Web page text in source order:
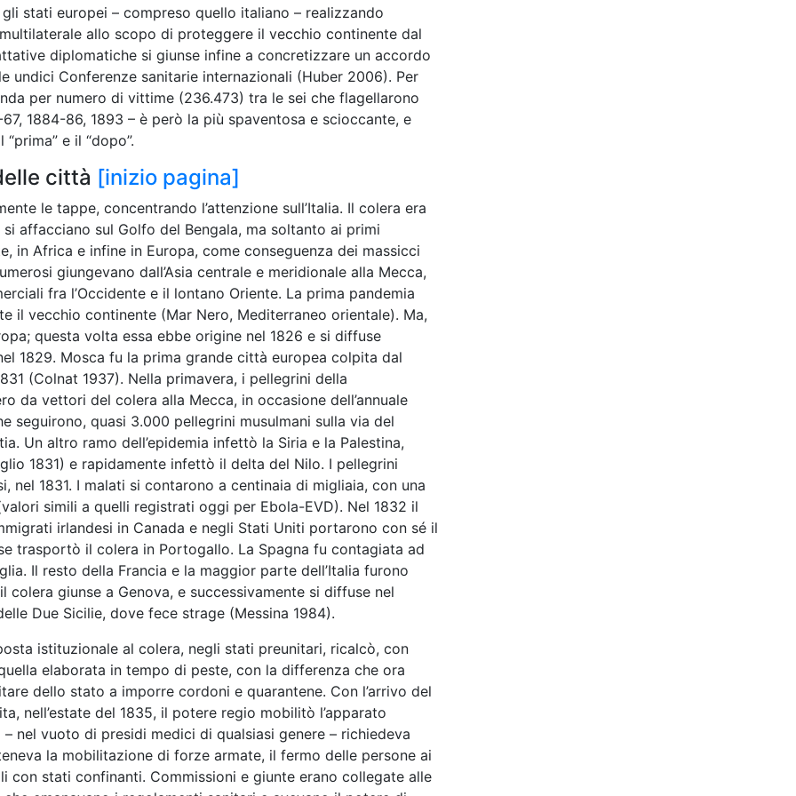
stati europei – compreso quello italiano – realizzando
allo scopo di proteggere il vecchio continente dal
diplomatiche si giunse infine a concretizzare un accordo
undici Conferenze sanitarie internazionali (Huber 2006). Per
per numero di vittime (236.473) tra le sei che flagellarono
1884-86, 1893 – è però la più spaventosa e scioccante, e
e il “dopo”.
città [inizio pagina]
le tappe, concentrando l’attenzione sull’Italia. Il colera era
affacciano sul Golfo del Bengala, ma soltanto ai primi
in Africa e infine in Europa, come conseguenza dei massicci
giungevano dall’Asia centrale e meridionale alla Mecca,
fra l’Occidente e il lontano Oriente. La prima pandemia
il vecchio continente (Mar Nero, Mediterraneo orientale). Ma,
questa volta essa ebbe origine nel 1826 e si diffuse
1829. Mosca fu la prima grande città europea colpita dal
(Colnat 1937). Nella primavera, i pellegrini della
da vettori del colera alla Mecca, in occasione dell’annuale
seguirono, quasi 3.000 pellegrini musulmani sulla via del
Un altro ramo dell’epidemia infettò la Siria e la Palestina,
1831) e rapidamente infettò il delta del Nilo. I pellegrini
nel 1831. I malati si contarono a centinaia di migliaia, con una
simili a quelli registrati oggi per Ebola-EVD). Nel 1832 il
irlandesi in Canada e negli Stati Uniti portarono con sé il
trasportò il colera in Portogallo. La Spagna fu contagiata ad
Il resto della Francia e la maggior parte dell’Italia furono
giunse a Genova, e successivamente si diffuse nel
Due Sicilie, dove fece strage (Messina 1984).
istituzionale al colera, negli stati preunitari, ricalcò, con
elaborata in tempo di peste, con la differenza che ora
dello stato a imporre cordoni e quarantene. Con l’arrivo del
nell’estate del 1835, il potere regio mobilitò l’apparato
nel vuoto di presidi medici di qualsiasi genere – richiedeva
la mobilitazione di forze armate, il fermo delle persone ai
con stati confinanti. Commissioni e giunte erano collegate alle